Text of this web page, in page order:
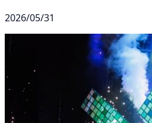
2026/05/31